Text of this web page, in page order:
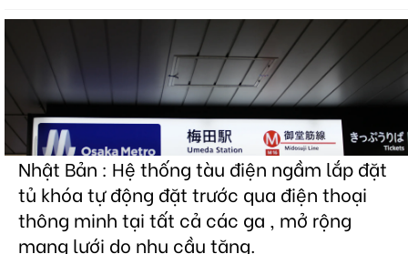
Nhật Bản : Hệ thống tàu điện ngầm lắp đặt
tủ khóa tự động đặt trước qua điện thoại
thông minh tại tất cả các ga , mở rộng
mạng lưới do nhu cầu tăng.